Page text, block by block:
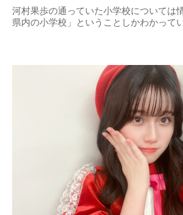
河村果歩の通っていた小学校については
県内の小学校」ということしかわかって